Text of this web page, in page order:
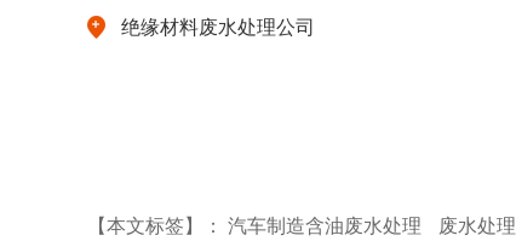
绝缘材料废水处理公司
【本文标签】： 汽车制造含油废水处理 废水处理